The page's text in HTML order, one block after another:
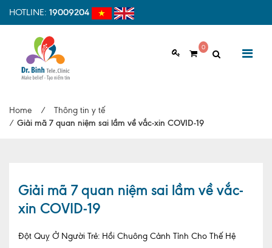
HOTLINE: 19009204
0
Giới thiệu chung
Đội ngũ y bác sĩ
Home /
Thông tin y tế
/ Giải mã 7 quan niệm sai lầm về vắc-xin COVID-19
Giải mã 7 quan niệm sai lầm về vắc-
xin COVID-19
Đột Quỵ Ở Người Trẻ: Hồi Chuông Cảnh Tỉnh Cho Thế Hệ